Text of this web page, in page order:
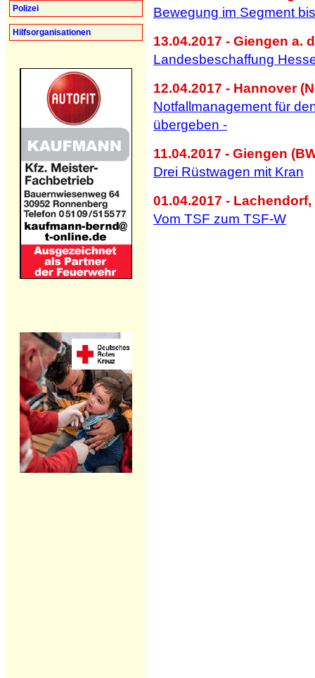
Polizei
Hilfsorganisationen
Bewegung im Segment
13.04.2017 - Giengen a.
Landesbeschaffung
12.04.2017 - Hannover
Notfallmanagement für
übergeben -
11.04.2017 - Giengen
Drei Rüstwagen mit Kran
01.04.2017 -
Vom TSF zum TSF-W